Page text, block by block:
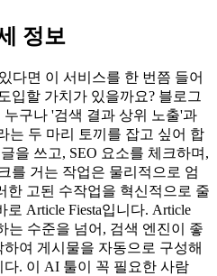
정보
다면 이 서비스를 한 번쯤 들어
입할 가치가 있을까요? 블로그
구나 '검색 결과 상위 노출'과
는 두 마리 토끼를 잡고 싶어 합
을 쓰고, SEO 요소를 체크하며,
를 거는 작업은 물리적으로 엄
한 고된 수작업을 혁신적으로 줄
Article Fiesta입니다. Article
는 수준을 넘어, 검색 엔진이 좋
여 게시물을 자동으로 구성해
. 이 AI 툴이 꼭 필요한 사람